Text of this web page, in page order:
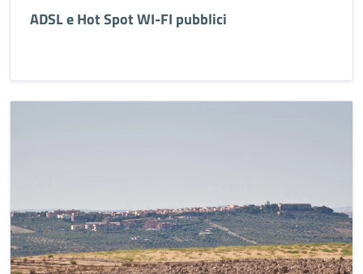
ADSL e Hot Spot WI-FI pubblici